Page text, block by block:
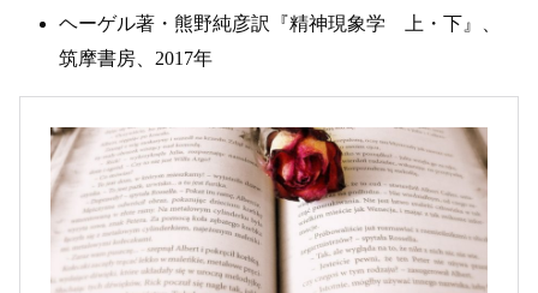
ヘーゲル著・熊野純彦訳『精神現象学 上・下』、
筑摩書房、2017年